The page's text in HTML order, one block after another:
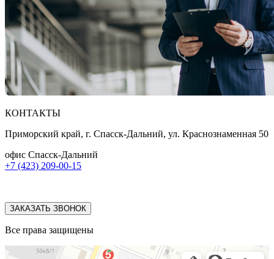
КОНТАКТЫ
Приморский край, г. Спасск-Дальний, ул. Краснознаменная 50
офис Спасск-Дальний
+7 (423) 209-00-15
ЗАКАЗАТЬ ЗВОНОК
Все права защищены